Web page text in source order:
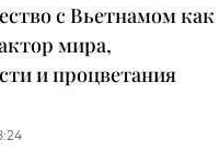
с Вьетнамом как
мира,
и процветания